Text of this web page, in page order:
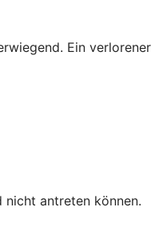
Ein verlorener
nicht antreten können.